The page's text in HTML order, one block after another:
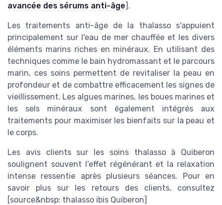
avancée des sérums anti-âge].
Les traitements anti-âge de la thalasso s'appuient
principalement sur l'eau de mer chauffée et les divers
éléments marins riches en minéraux. En utilisant des
techniques comme le bain hydromassant et le parcours
marin, ces soins permettent de revitaliser la peau en
profondeur et de combattre efficacement les signes de
vieillissement. Les algues marines, les boues marines et
les sels minéraux sont également intégrés aux
traitements pour maximiser les bienfaits sur la peau et
le corps.
Les avis clients sur les soins thalasso à Quiberon
soulignent souvent l’effet régénérant et la relaxation
intense ressentie après plusieurs séances. Pour en
savoir plus sur les retours des clients, consultez
[source&nbsp: thalasso ibis Quiberon]